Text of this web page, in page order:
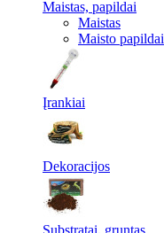
Maistas, papildai
Maistas
Maisto papildai
Įrankiai
Dekoracijos
Substratai, gruntas